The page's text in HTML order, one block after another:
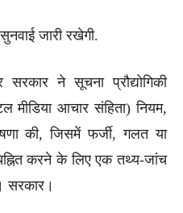
जारी रखेगी.
ने सूचना प्रौद्योगिकी
मीडिया आचार संहिता) नियम,
की, जिसमें फर्जी, गलत या
करने के लिए एक तथ्य-जांच
सरकार।